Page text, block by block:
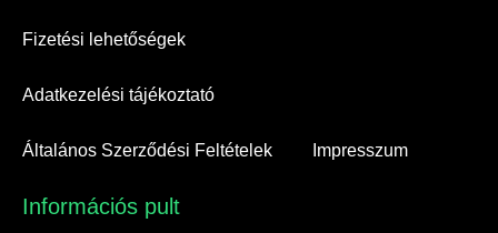
Fizetési lehetőségek
Adatkezelési tájékoztató
Általános Szerződési Feltételek Impresszum
Információs pult​